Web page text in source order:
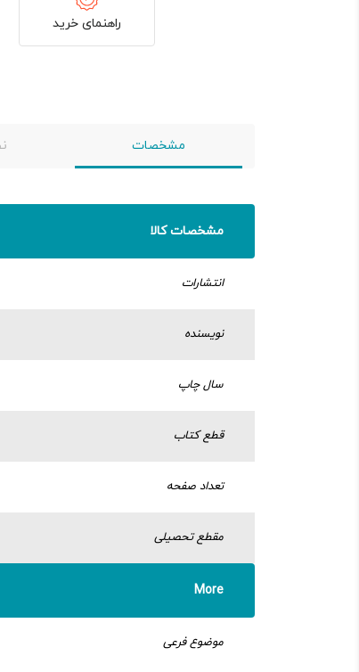
راهنمای خرید
مشخصات
مشخصات کالا
انتشارات
نویسنده
سال چاپ
قطع کتاب
تعداد صفحه
مقطع تحصیلی
More
موضوع فرعی